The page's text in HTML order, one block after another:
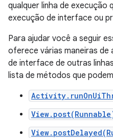
qualquer linha de execução
execução de interface ou
Para ajudar você a seguir
oferece várias maneiras de
de interface de outras
lista de métodos que